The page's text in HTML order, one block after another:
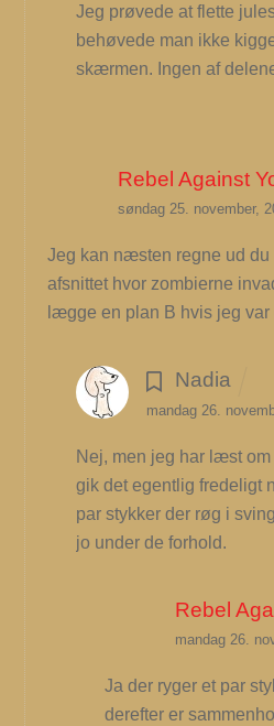
Jeg prøvede at flette
behøvede man ikke
skærmen. Ingen af
Rebel Against
søndag 25. november,
Jeg kan næsten regne ud du
afsnittet hvor zombierne
lægge en plan B hvis jeg var
Nadia
mandag 26.
Nej, men jeg har læst
gik det egentlig fredeligt
par stykker der røg i
jo under de forhold.
Rebel
mandag 26.
Ja der ryger et par
derefter er